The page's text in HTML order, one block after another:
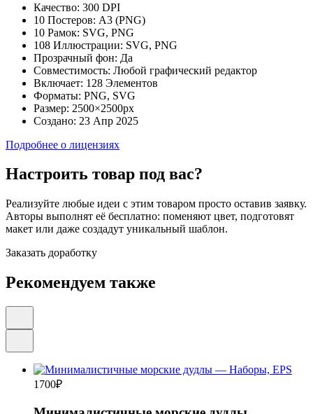
Качество: 300 DPI
10 Постеров: А3 (PNG)
10 Рамок: SVG, PNG
108 Иллюстрации: SVG, PNG
Прозрачный фон: Да
Совместимость: Любой графический редактор
Включает: 128 Элементов
Форматы: PNG, SVG
Размер: 2500×2500px
Создано: 23 Апр 2025
Подробнее о лицензиях
Настроить товар под вас?
Реализуйте любые идеи с этим товаром просто оставив заявку.
Авторы выполнят её бесплатно: поменяют цвет, подготовят
макет или даже создадут уникальный шаблон.
Заказать доработку
Рекомендуем также
1700₽